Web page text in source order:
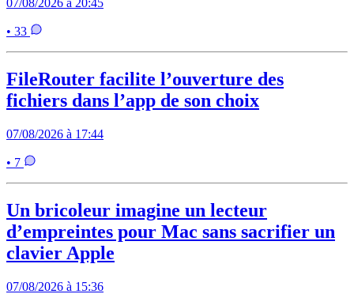
07/08/2026 à 20:45
• 33
FileRouter facilite l’ouverture des
fichiers dans l’app de son choix
07/08/2026 à 17:44
• 7
Un bricoleur imagine un lecteur
d’empreintes pour Mac sans sacrifier un
clavier Apple
07/08/2026 à 15:36